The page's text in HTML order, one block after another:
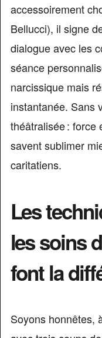
accessoirement
Bellucci), il signe
dialogue avec les
séance
narcissique mais
instantanée. Sans
théâtralisée : force
savent sublimer
caritatiens.
Les
les soins
font la
Soyons honnêtes,